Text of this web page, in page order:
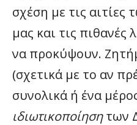
σχέση με τις
μας και τις
να προκύψουν.
(σχετικά με το αν
συνολικά ή ένα
ιδιωτικοποίησητων